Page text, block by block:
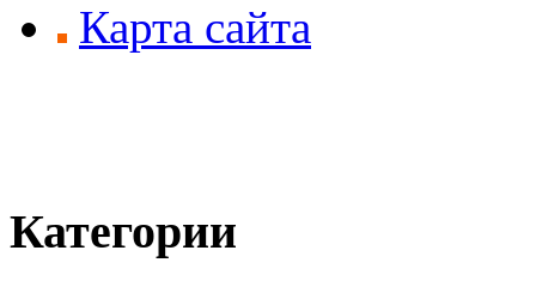
Карта сайта
Категории